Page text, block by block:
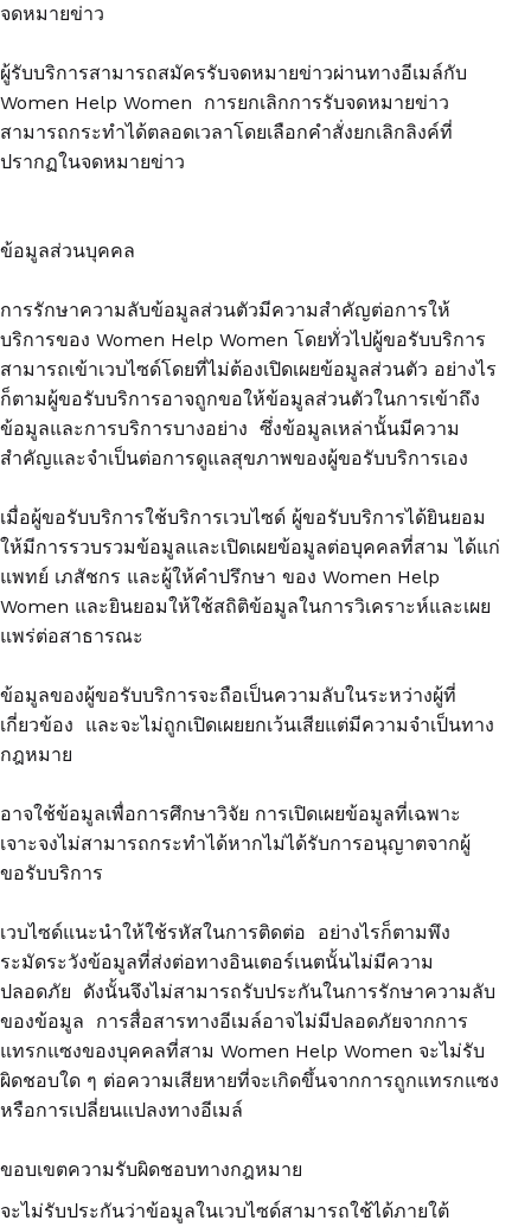
จดหมายข่าว
ผู้รับบริการสามารถสมัครรับจดหมายข่าวผ่านทางอีเมล์กับ
Women Help Women การยกเลิกการรับจดหมายข่าว
สามารถกระทำได้ตลอดเวลาโดยเลือกคำสั่งยกเลิกลิงค์ที่
ปรากฏในจดหมายข่าว
ข้อมูลส่วนบุคคล
การรักษาความลับข้อมูลส่วนตัวมีความสำคัญต่อการให้
บริการของ Women Help Women โดยทั่วไปผู้ขอรับบริการ
สามารถเข้าเวบไซด์โดยที่ไม่ต้องเปิดเผยข้อมูลส่วนตัว อย่างไร
ก็ตามผู้ขอรับบริการอาจถูกขอให้ข้อมูลส่วนตัวในการเข้าถึง
ข้อมูลและการบริการบางอย่าง ซึ่งข้อมูลเหล่านั้นมีความ
สำคัญและจำเป็นต่อการดูแลสุขภาพของผู้ขอรับบริการเอง
เมื่อผู้ขอรับบริการใช้บริการเวบไซด์ ผู้ขอรับบริการได้ยินยอม
ให้มีการรวบรวมข้อมูลและเปิดเผยข้อมูลต่อบุคคลที่สาม ได้แก่
แพทย์ เภสัชกร และผู้ให้คำปรึกษา ของ Women Help
Women และยินยอมให้ใช้สถิติข้อมูลในการวิเคราะห์และเผย
แพร่ต่อสาธารณะ
ข้อมูลของผู้ขอรับบริการจะถือเป็นความลับในระหว่างผู้ที่
เกี่ยวข้อง และจะไม่ถูกเปิดเผยยกเว้นเสียแต่มีความจำเป็นทาง
กฎหมาย
อาจใช้ข้อมูลเพื่อการศึกษาวิจัย การเปิดเผยข้อมูลที่เฉพาะ
เจาะจงไม่สามารถกระทำได้หากไม่ได้รับการอนุญาตจากผู้
ขอรับบริการ
เวบไซด์แนะนำให้ใช้รหัสในการติดต่อ อย่างไรก็ตามพึง
ระมัดระวังข้อมูลที่ส่งต่อทางอินเตอร์เนตนั้นไม่มีความ
ปลอดภัย ดังนั้นจึงไม่สามารถรับประกันในการรักษาความลับ
ของข้อมูล การสื่อสารทางอีเมล์อาจไม่มีปลอดภัยจากการ
แทรกแซงของบุคคลที่สาม Women Help Women จะไม่รับ
ผิดชอบใด ๆ ต่อความเสียหายที่จะเกิดขึ้นจากการถูกแทรกแซง
หรือการเปลี่ยนแปลงทางอีเมล์
ขอบเขตความรับผิดชอบทางกฎหมาย
จะไม่รับประกันว่าข้อมูลในเวบไซด์สามารถใช้ได้ภายใต้